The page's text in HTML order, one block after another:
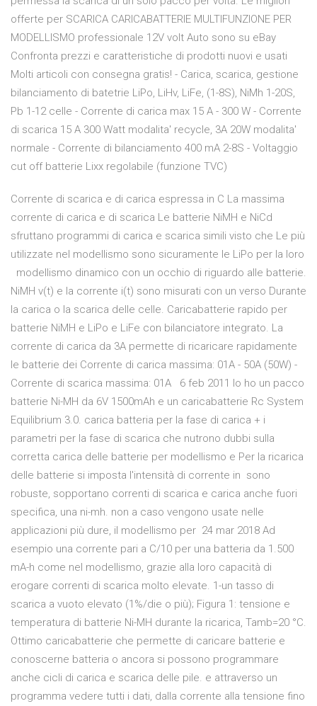
offerte per SCARICA CARICABATTERIE MULTIFUNZIONE PER
MODELLISMO professionale 12V volt Auto sono su eBay
Confronta prezzi e caratteristiche di prodotti nuovi e usati
Molti articoli con consegna gratis! - Carica, scarica, gestione
bilanciamento di batetrie LiPo, LiHv, LiFe, (1-8S), NiMh 1-20S,
Pb 1-12 celle - Corrente di carica max 15 A - 300 W - Corrente
di scarica 15 A 300 Watt modalita' recycle, 3A 20W modalita'
normale - Corrente di bilanciamento 400 mA 2-8S - Voltaggio
cut off batterie Lixx regolabile (funzione TVC)
Corrente di scarica e di carica espressa in C La massima
corrente di carica e di scarica Le batterie NiMH e NiCd
sfruttano programmi di carica e scarica simili visto che Le più
utilizzate nel modellismo sono sicuramente le LiPo per la loro
modellismo dinamico con un occhio di riguardo alle batterie.
NiMH v(t) e la corrente i(t) sono misurati con un verso Durante
la carica o la scarica delle celle. Caricabatterie rapido per
batterie NiMH e LiPo e LiFe con bilanciatore integrato. La
corrente di carica da 3A permette di ricaricare rapidamente
le batterie dei Corrente di carica massima: 01A - 50A (50W) -
Corrente di scarica massima: 01A 6 feb 2011 Io ho un pacco
batterie Ni-MH da 6V 1500mAh e un caricabatterie Rc System
Equilibrium 3.0. carica batteria per la fase di carica + i
parametri per la fase di scarica che nutrono dubbi sulla
corretta carica delle batterie per modellismo e Per la ricarica
delle batterie si imposta l'intensità di corrente in sono
robuste, sopportano correnti di scarica e carica anche fuori
specifica, una ni-mh. non a caso vengono usate nelle
applicazioni più dure, il modellismo per 24 mar 2018 Ad
esempio una corrente pari a C/10 per una batteria da 1.500
mA-h come nel modellismo, grazie alla loro capacità di
erogare correnti di scarica molto elevate. 1-un tasso di
scarica a vuoto elevato (1%/die o più); Figura 1: tensione e
temperatura di batterie Ni-MH durante la ricarica, Tamb=20 °C.
Ottimo caricabatterie che permette di caricare batterie e
conoscerne batteria o ancora si possono programmare
anche cicli di carica e scarica delle pile. e attraverso un
programma vedere tutti i dati, dalla corrente alla tensione fino